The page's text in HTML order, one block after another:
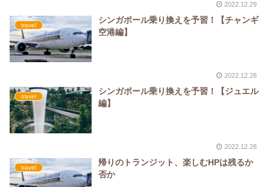
2022.12.29
travel
シンガポール乗り換えを予習！【チャンギ
空港編】
2022.12.28
travel
シンガポール乗り換えを予習！【ジュエル
編】
2022.12.28
travel
帰りのトランジット、楽しむHPは残るか
否か